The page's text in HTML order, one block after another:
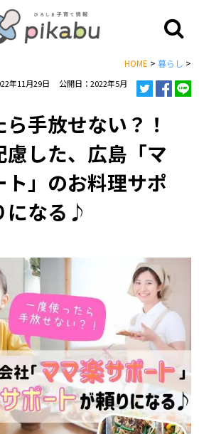
HOME > 暮らし >
年11月29日
公開日：2022年5月
手放せない？！
慮した、広島「マ
ト」のお料理サポ
になる♪